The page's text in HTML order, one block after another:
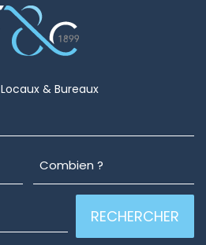
Locaux & Bureaux